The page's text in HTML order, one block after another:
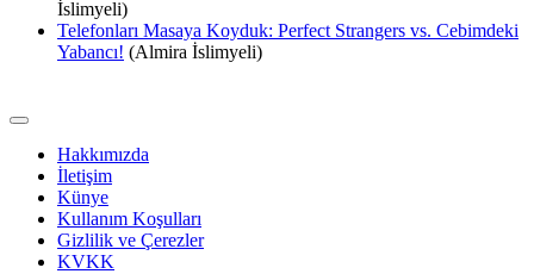
İslimyeli)
Telefonları Masaya Koyduk: Perfect Strangers vs. Cebimdeki
Yabancı! (Almira İslimyeli)
Hakkımızda
İletişim
Künye
Kullanım Koşulları
Gizlilik ve Çerezler
KVKK